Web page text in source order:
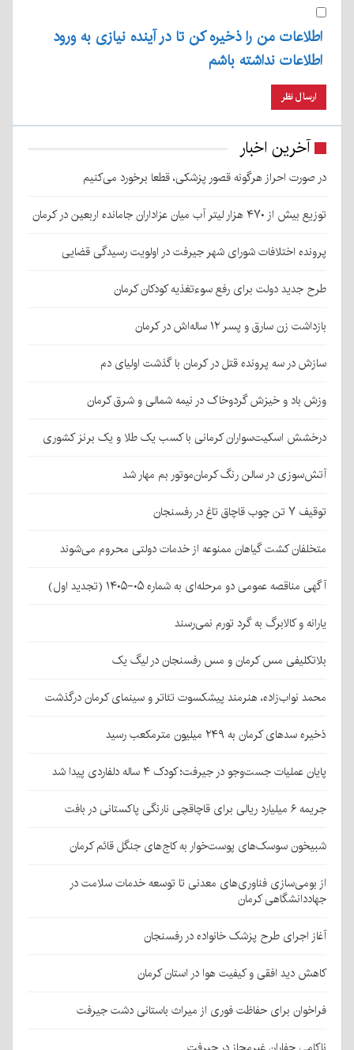
اطلاعات من را ذخیره کن تا در آینده نیازی به ورود
اطلاعات نداشته باشم
آخرین اخبار
در صورت احراز هرگونه قصور پزشکی، قطعا برخورد می‌کنیم
توزیع بیش از ۴۷۰ هزار لیتر آب میان عزاداران جامانده اربعین در کرمان
پرونده اختلافات شورای شهر جیرفت در اولویت رسیدگی قضایی
طرح جدید دولت برای رفع سوءتغذیه کودکان کرمان
بازداشت زن سارق و پسر ۱۲ ساله‌اش در کرمان
سازش در سه پرونده قتل در کرمان با گذشت اولیای دم
وزش باد و خیزش گردوخاک در نیمه شمالی و شرق کرمان
درخشش اسکیت‌سواران کرمانی با کسب یک طلا و یک برنز کشوری
آتش‌سوزی در سالن رنگ کرمان‌موتور بم مهار شد
توقیف ۷ تن چوب قاچاق تاغ در رفسنجان
متخلفان کشت گیاهان ممنوعه از خدمات دولتی محروم می‌شوند
آگهی مناقصه عمومی دو مرحله‌ای به شماره ۰۵-۱۴۰۵ (تجدید اول)
یارانه و کالابرگ به گرد تورم نمی‌رسند
بلاتکلیفی مس کرمان و مس رفسنجان در لیگ یک
محمد نواب‌زاده، هنرمند پیشکسوت تئاتر و سینمای کرمان درگذشت
ذخیره سدهای کرمان به ۲۴۹ میلیون مترمکعب رسید
پایان عملیات جست‌وجو در جیرفت؛ کودک ۴ ساله دلفاردی پیدا شد
جریمه ۶ میلیارد ریالی برای قاچاقچی نارنگی پاکستانی در بافت
شبیخون سوسک‌های پوست‌خوار به کاج‌های جنگل قائم کرمان
از بومی‌سازی فناوری‌های معدنی تا توسعه خدمات سلامت در
جهاددانشگاهی کرمان
آغاز اجرای طرح پزشک خانواده در رفسنجان
کاهش دید افقی و کیفیت هوا در استان کرمان
فراخوان برای حفاظت فوری از میراث باستانی دشت جیرفت